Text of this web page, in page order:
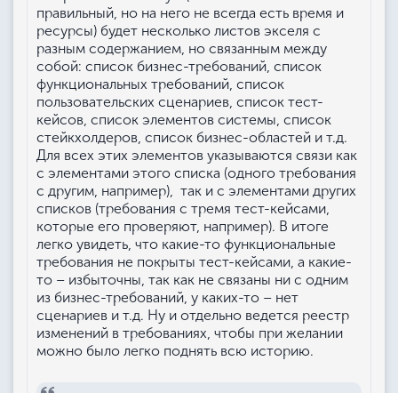
правильный, но на него не всегда есть время и
ресурсы) будет несколько листов экселя с
разным содержанием, но связанным между
собой: список бизнес-требований, список
функциональных требований, список
пользовательских сценариев, список тест-
кейсов, список элементов системы, список
стейкхолдеров, список бизнес-областей и т.д.
Для всех этих элементов указываются связи как
с элементами этого списка (одного требования
с другим, например), так и с элементами других
списков (требования с тремя тест-кейсами,
которые его проверяют, например). В итоге
легко увидеть, что какие-то функциональные
требования не покрыты тест-кейсами, а какие-
то – избыточны, так как не связаны ни с одним
из бизнес-требований, у каких-то – нет
сценариев и т.д. Ну и отдельно ведется реестр
изменений в требованиях, чтобы при желании
можно было легко поднять всю историю.